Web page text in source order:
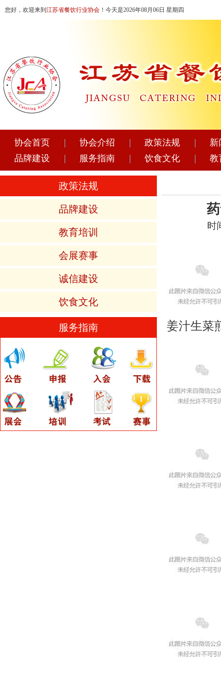
您好，欢迎来到 江苏省餐饮行业协会 ！今天是2026年08月06日 星期四
协会首页 协会介绍 政策法规
新
品牌建设
服务指南 饮食文化 教
政策法规
品牌建设
教育培训
会展赛事
诚信建设
饮食文化
服务指南
时
姜汁生菜